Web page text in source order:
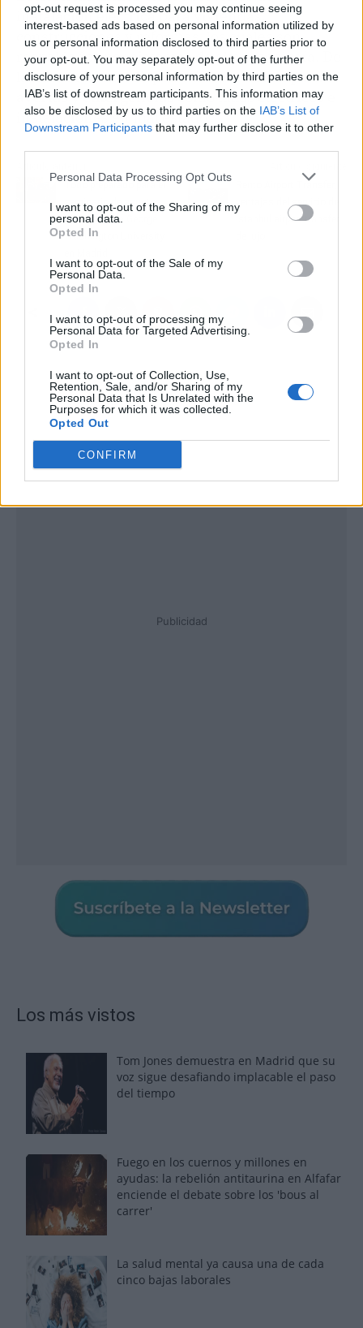
opt-out request is processed you may continue seeing
interest-based ads based on personal information utilized by
us or personal information disclosed to third parties prior to
your opt-out. You may separately opt-out of the further
disclosure of your personal information by third parties on the
IAB’s list of downstream participants. This information may
also be disclosed by us to third parties on the IAB’s List of
Downstream Participants that may further disclose it to other
Personal Data Processing Opt Outs
I want to opt-out of the Sharing of my
personal data.
Opted In
I want to opt-out of the Sale of my
Personal Data.
Opted In
I want to opt-out of processing my
Personal Data for Targeted Advertising.
Opted In
I want to opt-out of Collection, Use,
Retention, Sale, and/or Sharing of my
Personal Data that Is Unrelated with the
Purposes for which it was collected.
Opted Out
CONFIRM
instalación eléctrica para viviendas,
construcciones y reformas, los cuales son
respaldados por sistemas de alta tecnología. De
la misma forma, dispone desoluciones para
averías y emergenciascomo fallos eléctricos e
instalaciones en mal estado.
Todo preparado para el
seminario de asuntos
públicos de la George
Washington University
Rento Airport Transfer,
ventajas del servicio de
Istanbul airport transfer
Publicidad
Los más vistos
Tom Jones demuestra en Madrid que su
voz sigue desafiando implacable el paso
del tiempo
Fuego en los cuernos y millones en
ayudas: la rebelión antitaurina en Alfafar
enciende el debate sobre los 'bous al
carrer'
La salud mental ya causa una de cada
cinco bajas laborales